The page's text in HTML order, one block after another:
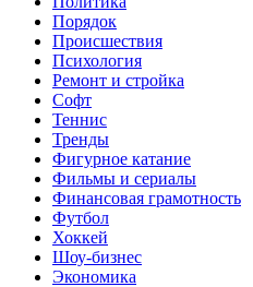
Порядок
Происшествия
Психология
Ремонт и стройка
Софт
Теннис
Тренды
Фигурное катание
Фильмы и сериалы
Финансовая грамотность
Футбол
Хоккей
Шоу-бизнес
Экономика